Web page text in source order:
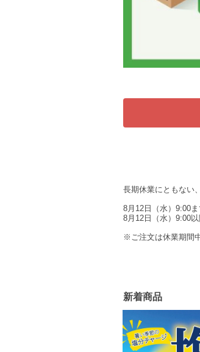
長期休業にともない
8月12日（水）9:00
8月12日（水）9:00
※ご注文は休業期間
新着商品